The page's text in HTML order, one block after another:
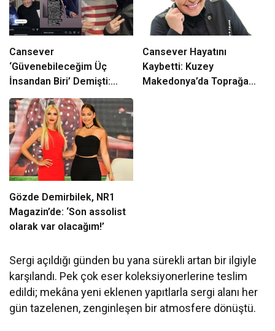
Cansever
‘Güvenebileceğim Üç
İnsandan Biri’ Demişti:
Mahmut Görgen’den
Cansever’e Duygusal Veda
Cansever Hayatını
Kaybetti: Kuzey
Makedonya’da Toprağa
Gözde Demirbilek, NR1
Magazin’de: ‘Son assolist
olarak var olacağım!’
Sergi açıldığı günden bu yana sürekli artan bir ilgiyle
karşılandı. Pek çok eser koleksiyonerlerine teslim
edildi; mekâna yeni eklenen yapıtlarla sergi alanı her
gün tazelenen, zenginleşen bir atmosfere dönüştü.